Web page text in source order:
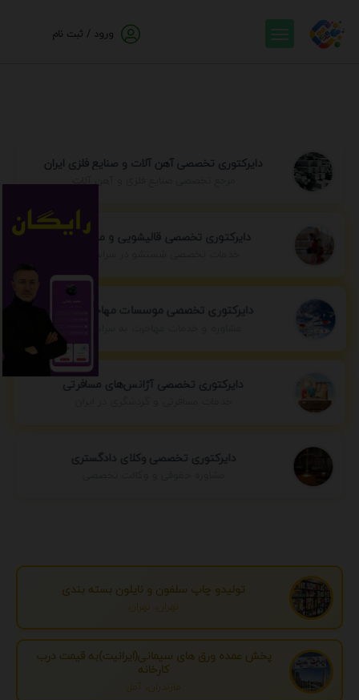
ورود / ثبت نام
دایرکتوری تخصصی آهن آلات و صنایع فلزی ایران
مرجع تخصصی صنایع فلزی و آهن آلات
دایرکتوری تخصصی قالیشویی و مبل شویی
دایرکتوری تخصصی موسسات مهاجرتی ایران
مشاوره و خدمات مهاجرت به سراسر جهان
دایرکتوری تخصصی آژانس‌های مسافرتی
دایرکتوری تخصصی وکلای دادگستری
تولیدو چاپ سلفون و نایلون بسته بندی
تهران، تهران
پخش عمده ورق های سیمانی(ایرانیت)به قیمت درب
کارخانه
مازندران، آمل